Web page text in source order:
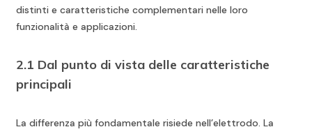
distinti e caratteristiche complementari nelle loro
funzionalità e applicazioni.
2.1 Dal punto di vista delle caratteristiche
principali
La differenza più fondamentale risiede nell’elettrodo. La